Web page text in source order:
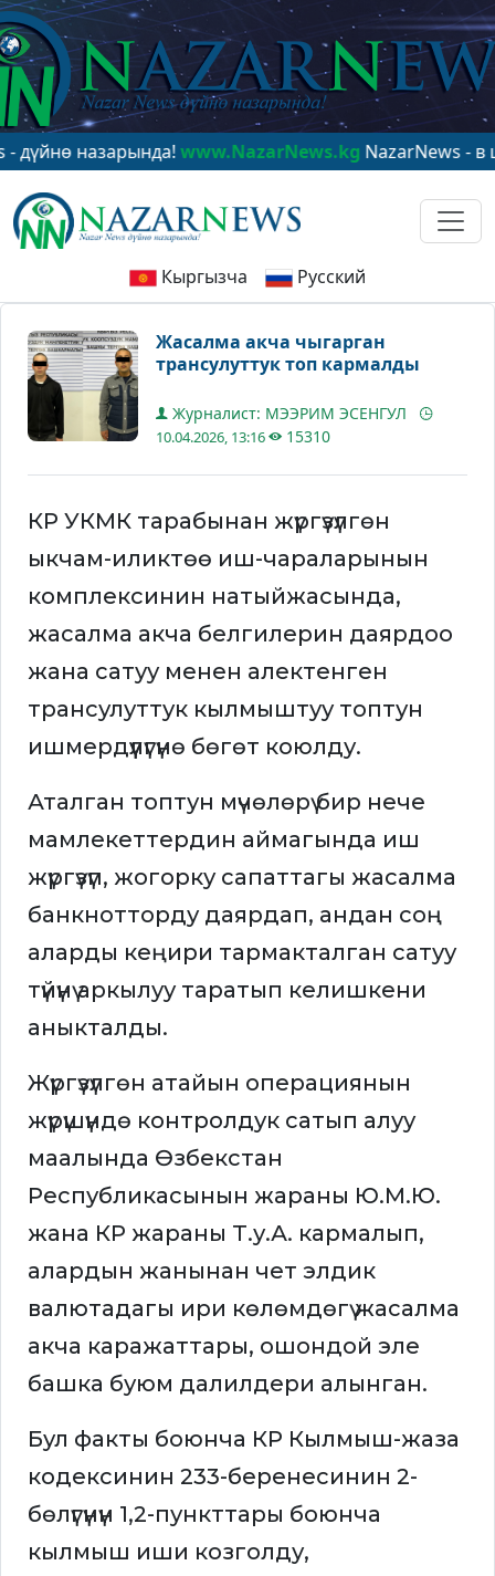
назарында!www.NazarNews.kgNazarNews - в
Кыргызча Русский
Жасалма акча чыгарган
трансулуттук топ кармалды
Журналист: МЭЭРИМ ЭСЕНГУЛ
10.04.2026, 13:16 15310
КР УКМК тарабынан жүргүзүлгөн
ыкчам-иликтөө иш-чараларынын
комплексинин натыйжасында,
жасалма акча белгилерин даярдоо
жана сатуу менен алектенген
трансулуттук кылмыштуу топтун
ишмердүүлүгүнө бөгөт коюлду.
Аталган топтун мүчөлөрү бир нече
мамлекеттердин аймагында иш
жүргүзүп, жогорку сапаттагы жасалма
банкнотторду даярдап, андан соң
аларды кеңири тармакталган сатуу
түйүнү аркылуу таратып келишкени
аныкталды.
Жүргүзүлгөн атайын операциянын
жүрүшүндө контролдук сатып алуу
маалында Өзбекстан
Республикасынын жараны Ю.М.Ю.
жана КР жараны Т.у.А. кармалып,
алардын жанынан чет элдик
валютадагы ири көлөмдөгү жасалма
акча каражаттары, ошондой эле
башка буюм далилдери алынган.
Бул факты боюнча КР Кылмыш-жаза
кодексинин 233-беренесинин 2-
бөлүгүнүн 1,2-пункттары боюнча
кылмыш иши козголду,